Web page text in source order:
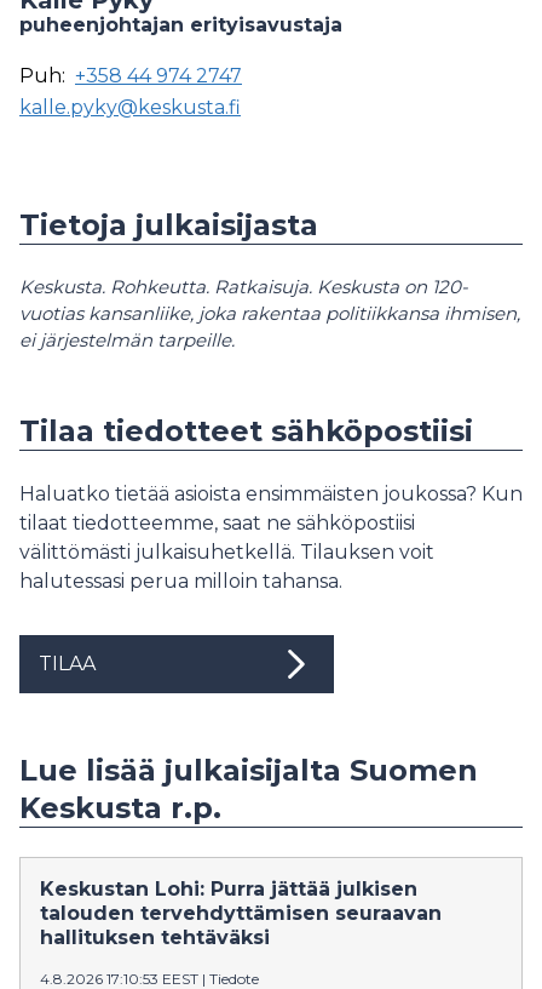
puheenjohtajan erityisavustaja
Puh: +358 44 974 2747
kalle.pyky@keskusta.fi
Tietoja julkaisijasta
Keskusta. Rohkeutta. Ratkaisuja. Keskusta on 120-
vuotias kansanliike, joka rakentaa politiikkansa ihmisen,
ei järjestelmän tarpeille.
Tilaa tiedotteet sähköpostiisi
Haluatko tietää asioista ensimmäisten joukossa? Kun
tilaat tiedotteemme, saat ne sähköpostiisi
välittömästi julkaisuhetkellä. Tilauksen voit
halutessasi perua milloin tahansa.
TILAA
Lue lisää julkaisijalta Suomen
Keskusta r.p.
Keskustan Lohi: Purra jättää julkisen
talouden tervehdyttämisen seuraavan
hallituksen tehtäväksi
4.8.2026 17:10:53 EEST | Tiedote